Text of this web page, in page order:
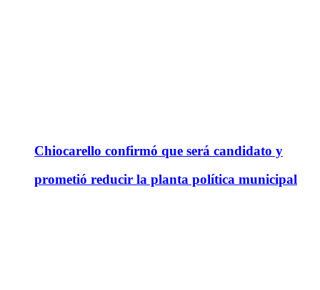
Chiocarello confirmó que será candidato y
prometió reducir la planta política municipal